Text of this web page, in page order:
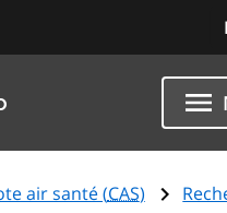
air santé (CAS)